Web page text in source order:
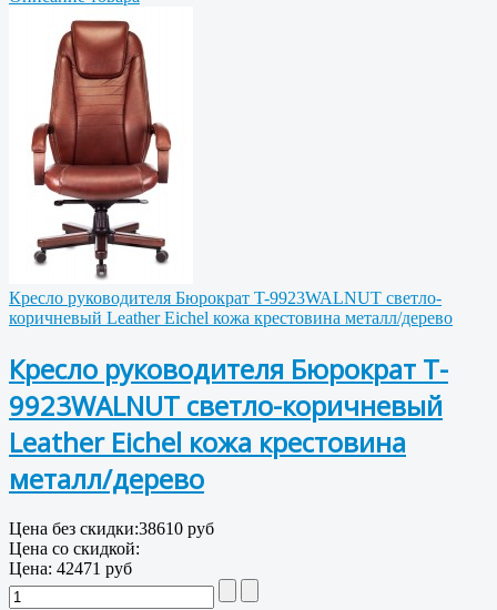
Кресло руководителя Бюрократ T-9923WALNUT светло-
коричневый Leather Eichel кожа крестовина металл/дерево
Кресло руководителя Бюрократ T-
9923WALNUT светло-коричневый
Leather Eichel кожа крестовина
металл/дерево
Цена без скидки:38610 руб
Цена со скидкой:
Цена: 42471 руб